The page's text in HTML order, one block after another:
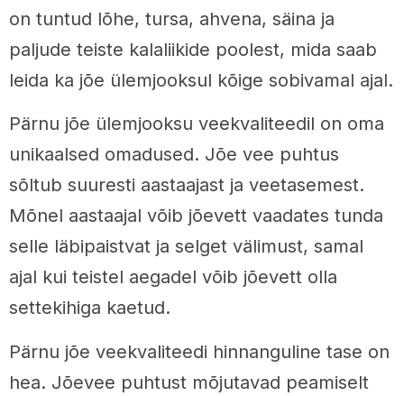
on tuntud lõhe, tursa, ahvena, säina ja
paljude teiste kalaliikide poolest, mida saab
leida ka jõe ülemjooksul kõige sobivamal ajal.
Pärnu jõe ülemjooksu veekvaliteedil on oma
unikaalsed omadused. Jõe vee puhtus
sõltub suuresti aastaajast ja veetasemest.
Mõnel aastaajal võib jõevett vaadates tunda
selle läbipaistvat ja selget välimust, samal
ajal kui teistel aegadel võib jõevett olla
settekihiga kaetud.
Pärnu jõe veekvaliteedi hinnanguline tase on
hea. Jõevee puhtust mõjutavad peamiselt